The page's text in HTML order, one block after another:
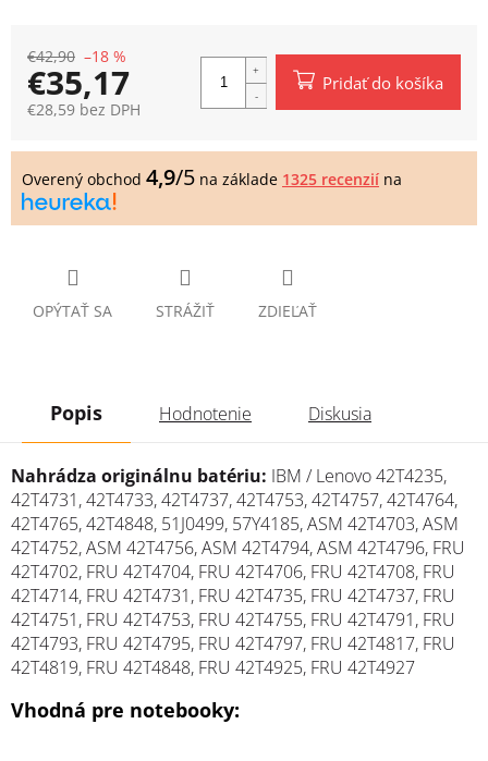
OPÝTAŤ SA STRÁŽIŤ ZDIEĽAŤ
€42,90 –18 %
€35,17
€28,59 bez DPH
cena:
Pridať do košíka
Overený obchod 4,9/5 na základe 1325 recenzií na
Popis Hodnotenie Diskusia
Nahrádza originálnu batériu: IBM / Lenovo 42T4235,
42T4731, 42T4733, 42T4737, 42T4753, 42T4757, 42T4764,
42T4765, 42T4848, 51J0499, 57Y4185, ASM 42T4703, ASM
42T4752, ASM 42T4756, ASM 42T4794, ASM 42T4796, FRU
42T4702, FRU 42T4704, FRU 42T4706, FRU 42T4708, FRU
42T4714, FRU 42T4731, FRU 42T4735, FRU 42T4737, FRU
42T4751, FRU 42T4753, FRU 42T4755, FRU 42T4791, FRU
42T4793, FRU 42T4795, FRU 42T4797, FRU 42T4817, FRU
42T4819, FRU 42T4848, FRU 42T4925, FRU 42T4927
Vhodná pre notebooky: